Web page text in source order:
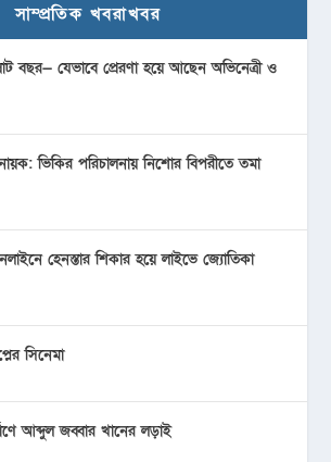
সাম্প্রতিক খবরাখবর
বছর— যেভাবে প্রেরণা হয়ে আছেন অভিনেত্রী ও
ভিকির পরিচালনায় নিশোর বিপরীতে তমা
হেনস্তার শিকার হয়ে লাইভে জ্যোতিকা
সিনেমা
আব্দুল জব্বার খানের লড়াই